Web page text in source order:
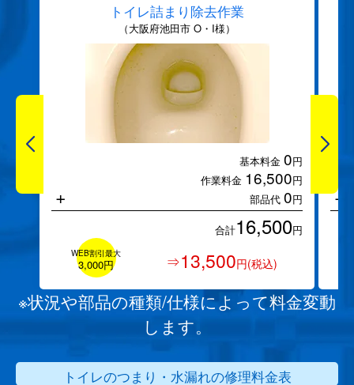
トイレ詰まり除去作業
（大阪府池田市 O・I様）
基本料金 0円
作業料金 16,500円
部品代 0円
+
合計16,500円
WEB割引最大
3,000円 ⇒13,500円(税込)
+
※状況や部品の種類/仕様によって料金変動
します。
トイレのつまり・水漏れの修理料金表